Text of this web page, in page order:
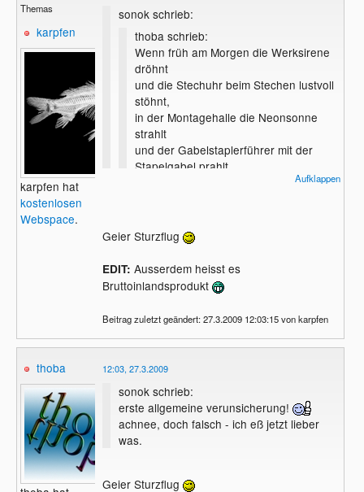
Themas
karpfen
karpfen hat
kostenlosen
Webspace.
sonok schrieb:
thoba schrieb:
Wenn früh am Morgen die Werksirene
dröhnt
und die Stechuhr beim Stechen lustvoll
stöhnt,
in der Montagehalle die Neonsonne
strahlt
und der Gabelstaplerführer mit der
Stapelgabel prahlt,
ja, dann wird wieder in die Hände
ja, ja, ja, jetzt wird wieder in die Hände
gespuckt.
erste allgemeine verunsicherung!
was.
Aufklappen
Geier Sturzflug
EDIT: Ausserdem heisst es
Bruttoinlandsprodukt
Beitrag zuletzt geändert: 27.3.2009 12:03:15 von karpfen
thoba 12:03, 27.3.2009
sonok schrieb:
erste allgemeine verunsicherung!
achnee, doch falsch - ich eß jetzt lieber
was.
Geier Sturzflug